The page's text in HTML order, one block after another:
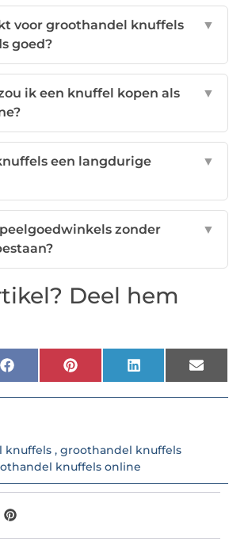
voor groothandel knuffels
goed?
▼
ik een knuffel kopen als
▼
een langdurige
▼
zonder
▼
Deel hem
FacebookPinterestLinkedIn Email
knuffels , groothandel knuffels
knuffels online